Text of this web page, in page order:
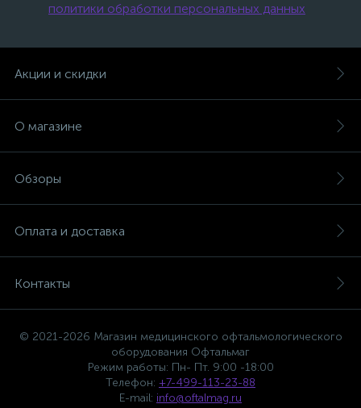
политики обработки персональных данных
Акции и скидки
О магазине
Обзоры
Оплата и доставка
Контакты
© 2021-2026 Магазин медицинского офтальмологического
оборудования Офтальмаг
Режим работы: Пн- Пт. 9:00 -18:00
Телефон: +7-499-113-23-88
E-mail: info@oftalmag.ru